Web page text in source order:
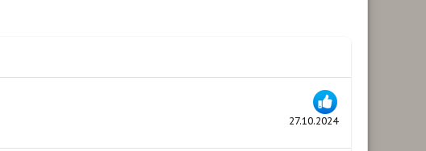
27.10.2024